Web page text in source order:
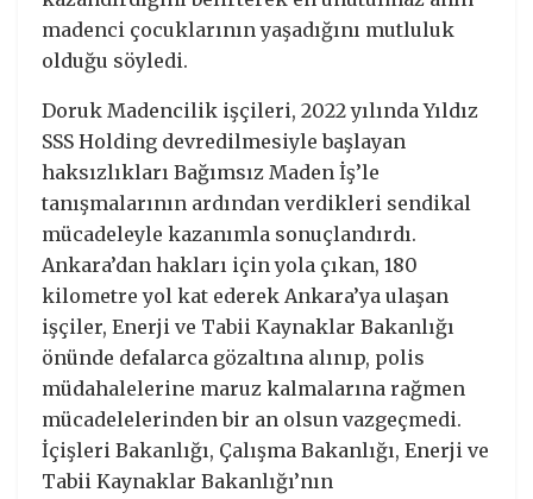
madenci çocuklarının yaşadığını mutluluk
olduğu söyledi.
Doruk Madencilik işçileri, 2022 yılında Yıldız
SSS Holding devredilmesiyle başlayan
haksızlıkları Bağımsız Maden İş’le
tanışmalarının ardından verdikleri sendikal
mücadeleyle kazanımla sonuçlandırdı.
Ankara’dan hakları için yola çıkan, 180
kilometre yol kat ederek Ankara’ya ulaşan
işçiler, Enerji ve Tabii Kaynaklar Bakanlığı
önünde defalarca gözaltına alınıp, polis
müdahalelerine maruz kalmalarına rağmen
mücadelelerinden bir an olsun vazgeçmedi.
İçişleri Bakanlığı, Çalışma Bakanlığı, Enerji ve
Tabii Kaynaklar Bakanlığı’nın